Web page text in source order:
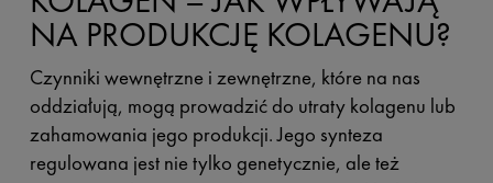
NA PRODUKCJĘ KOLAGENU?
Czynniki wewnętrzne i zewnętrzne, które na nas
oddziałują, mogą prowadzić do utraty kolagenu lub
zahamowania jego produkcji. Jego synteza
regulowana jest nie tylko genetycznie, ale też